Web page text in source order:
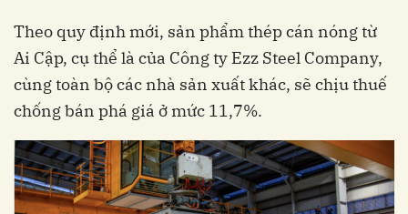
Theo quy định mới, sản phẩm thép cán nóng từ
Ai Cập, cụ thể là của Công ty Ezz Steel Company,
cùng toàn bộ các nhà sản xuất khác, sẽ chịu thuế
chống bán phá giá ở mức 11,7%.